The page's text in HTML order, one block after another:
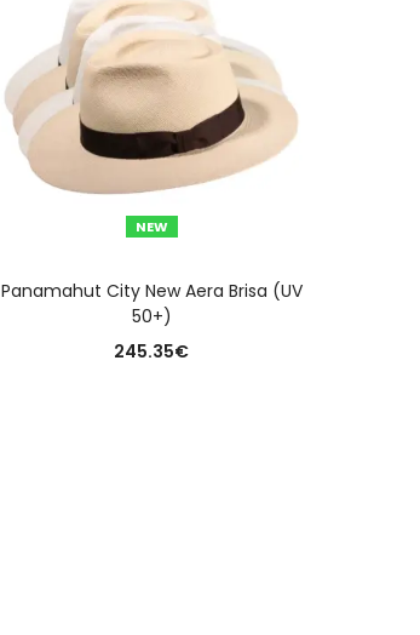
NEW
Panamahut City New Aera Brisa (UV
50+)
245.35€